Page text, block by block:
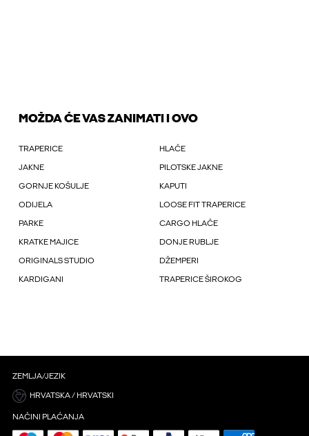
MOŽDA ĆE VAS ZANIMATI I OVO
TRAPERICE HLAČE
JAKNE PILOTSKE JAKNE
GORNJE KOŠULJE KAPUTI
ODIJELA LOOSE FIT TRAPERICE
PARKE CARGO HLAČE
KRATKE MAJICE DONJE RUBLJE
ORIGINALS STUDIO DŽEMPERI
KARDIGANI TRAPERICE ŠIROKOG
ZEMLJA/JEZIK
HRVATSKA / HRVATSKI
NAČINI PLAĆANJA